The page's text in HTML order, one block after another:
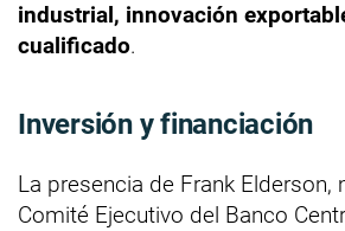
industrial, innovación
cualificado.
Inversión y financiación
La presencia de Frank Elderson,
Comité Ejecutivo del Banco